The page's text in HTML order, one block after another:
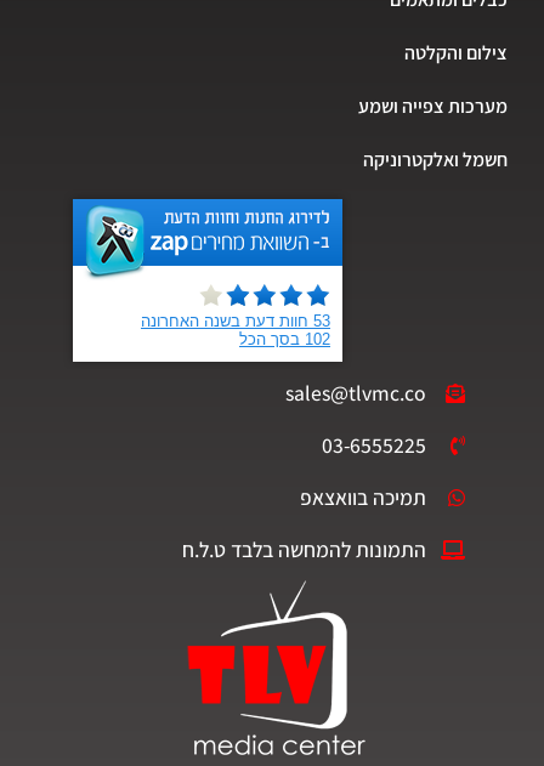
צילום והקלטה
מערכות צפייה ושמע
חשמל ואלקטרוניקה
sales@tlvmc.co
03-6555225
תמיכה בוואצאפ
התמונות להמחשה בלבד ט.ל.ח